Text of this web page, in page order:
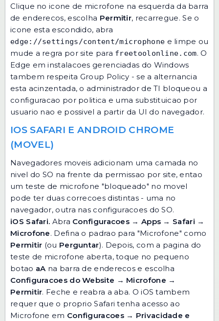
Clique no icone de microfone na esquerda da barra
de enderecos, escolha Permitir, recarregue. Se o
icone esta escondido, abra
edge://settings/content/microphone e limpe ou
mude a regra por site para freetoolonline.com. O
Edge em instalacoes gerenciadas do Windows
tambem respeita Group Policy - se a alternancia
esta acinzentada, o administrador de TI bloqueou a
configuracao por politica e uma substituicao por
usuario nao e possivel a partir da UI do navegador.
IOS SAFARI E ANDROID CHROME
(MOVEL)
Navegadores moveis adicionam uma camada no
nivel do SO na frente da permissao por site, entao
um teste de microfone "bloqueado" no movel
pode ter duas correcoes distintas - uma no
navegador, outra nas configuracoes do SO.
iOS Safari. Abra Configuracoes → Apps → Safari →
Microfone. Defina o padrao para "Microfone" como
Permitir (ou Perguntar). Depois, com a pagina do
teste de microfone aberta, toque no pequeno
botao aAna barra de enderecos e escolha
Configuracoes do Website → Microfone →
Permitir. Feche e reabra a aba. O iOS tambem
requer que o proprio Safari tenha acesso ao
Microfone em Configuracoes→ Privacidade e